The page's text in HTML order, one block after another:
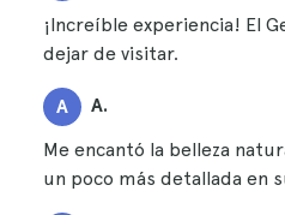
¡Increíble experiencia! El
dejar de visitar.
A A.
Me encantó la belleza
un poco más detallada en